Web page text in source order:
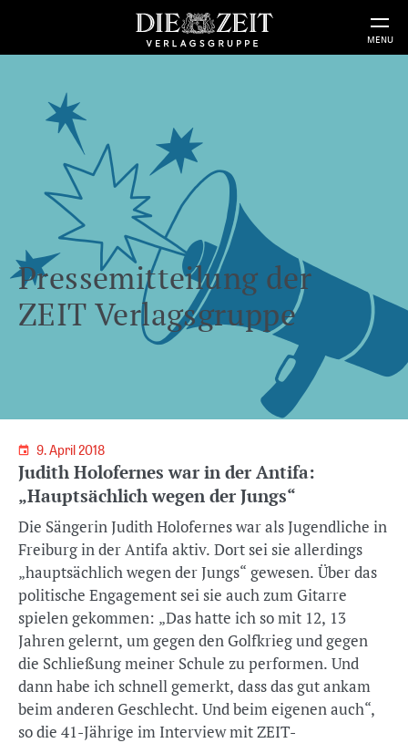
MENU
Pressemitteilung der
ZEIT Verlagsgruppe
9. April 2018
Judith Holofernes war in der Antifa:
„Hauptsächlich wegen der Jungs“
Die Sängerin Judith Holofernes war als Jugendliche in
Freiburg in der Antifa aktiv. Dort sei sie allerdings
„hauptsächlich wegen der Jungs“ gewesen. Über das
politische Engagement sei sie auch zum Gitarre
spielen gekommen: „Das hatte ich so mit 12, 13
Jahren gelernt, um gegen den Golfkrieg und gegen
die Schließung meiner Schule zu performen. Und
dann habe ich schnell gemerkt, dass das gut ankam
beim anderen Geschlecht. Und beim eigenen auch“,
so die 41-Jährige im Interview mit ZEIT-